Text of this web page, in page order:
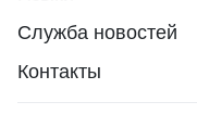
Служба новостей
Контакты